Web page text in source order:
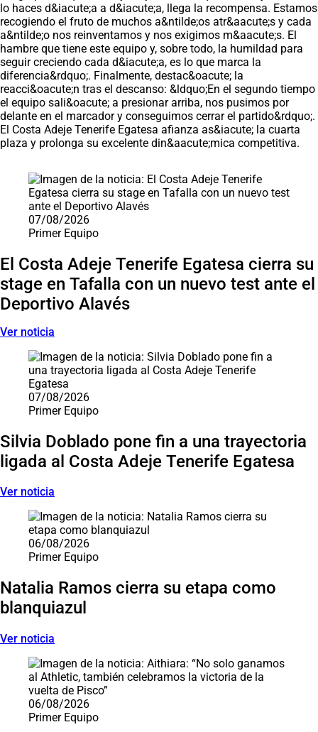
lo haces d&iacute;a a d&iacute;a, llega la recompensa. Estamos
recogiendo el fruto de muchos a&ntilde;os atr&aacute;s y cada
a&ntilde;o nos reinventamos y nos exigimos m&aacute;s. El
hambre que tiene este equipo y, sobre todo, la humildad para
seguir creciendo cada d&iacute;a, es lo que marca la
diferencia&rdquo;. Finalmente, destac&oacute; la
reacci&oacute;n tras el descanso: &ldquo;En el segundo tiempo
el equipo sali&oacute; a presionar arriba, nos pusimos por
delante en el marcador y conseguimos cerrar el partido&rdquo;.
El Costa Adeje Tenerife Egatesa afianza as&iacute; la cuarta
plaza y prolonga su excelente din&aacute;mica competitiva.
07/08/2026
Primer Equipo
El Costa Adeje Tenerife Egatesa cierra su
stage en Tafalla con un nuevo test ante el
Deportivo Alavés
Ver noticia
07/08/2026
Primer Equipo
Silvia Doblado pone fin a una trayectoria
ligada al Costa Adeje Tenerife Egatesa
Ver noticia
06/08/2026
Primer Equipo
Natalia Ramos cierra su etapa como
blanquiazul
Ver noticia
06/08/2026
Primer Equipo